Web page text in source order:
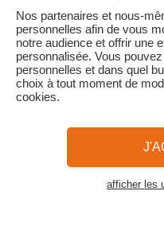
Pour les clients bénéficiant
VACAF retire son aide et les
s'appliquent sur la totalité du
CGV et
La Presse parle de nous
Nos partenaires et nous-
personnelles afin de vous
notre audience et offrir une
personnalisée. Vous
personnelles et dans quel
choix à tout moment de
cookies.
afficher les